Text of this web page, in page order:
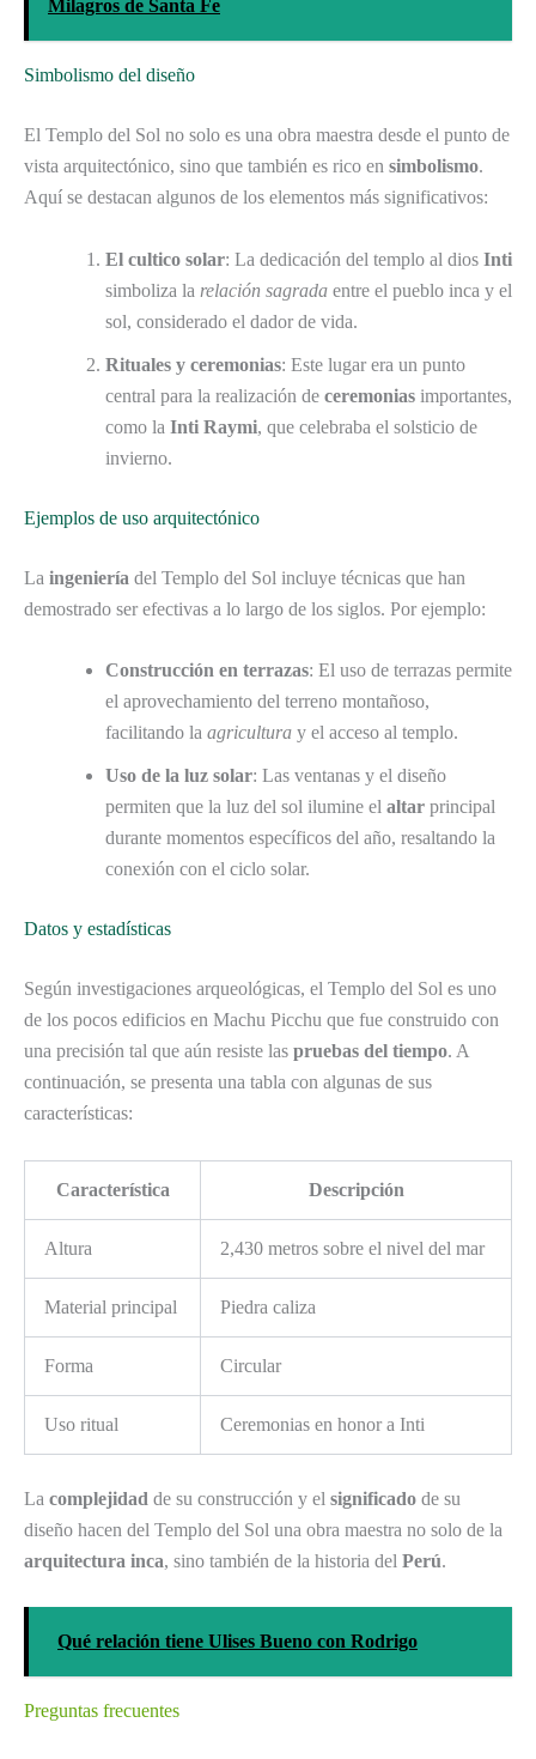
Milagros de Santa Fe
Simbolismo del diseño
El Templo del Sol no solo es una obra maestra desde el punto de
vista arquitectónico, sino que también es rico en simbolismo.
Aquí se destacan algunos de los elementos más significativos:
El cultico solar: La dedicación del templo al dios Inti
simboliza la relación sagrada entre el pueblo inca y el
sol, considerado el dador de vida.
Rituales y ceremonias: Este lugar era un punto
central para la realización de ceremonias importantes,
como la Inti Raymi, que celebraba el solsticio de
invierno.
Ejemplos de uso arquitectónico
La ingeniería del Templo del Sol incluye técnicas que han
demostrado ser efectivas a lo largo de los siglos. Por ejemplo:
Construcción en terrazas: El uso de terrazas permite
el aprovechamiento del terreno montañoso,
facilitando la agricultura y el acceso al templo.
Uso de la luz solar: Las ventanas y el diseño
permiten que la luz del sol ilumine el altar principal
durante momentos específicos del año, resaltando la
conexión con el ciclo solar.
Datos y estadísticas
Según investigaciones arqueológicas, el Templo del Sol es uno
de los pocos edificios en Machu Picchu que fue construido con
una precisión tal que aún resiste las pruebas del tiempo. A
continuación, se presenta una tabla con algunas de sus
características:
Característica Descripción
Altura 2,430 metros sobre el nivel del mar
Material principal Piedra caliza
Forma Circular
Uso ritual Ceremonias en honor a Inti
La complejidad de su construcción y el significado de su
diseño hacen del Templo del Sol una obra maestra no solo de la
arquitectura inca, sino también de la historia del Perú.
Qué relación tiene Ulises Bueno con Rodrigo
Preguntas frecuentes